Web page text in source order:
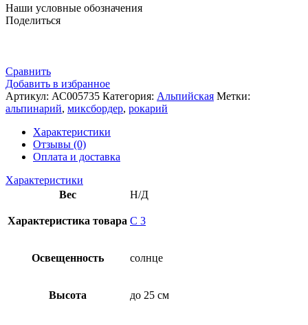
Наши условные обозначения
Поделиться
Сравнить
Добавить в избранное
Артикул: АС005735 Категория: Альпийская Метки:
альпинарий, миксбордер, рокарий
Характеристики
Отзывы (0)
Оплата и доставка
Характеристики
Вес
Н/Д
Характеристика товара С 3
Освещенность солнце
Высота до 25 см